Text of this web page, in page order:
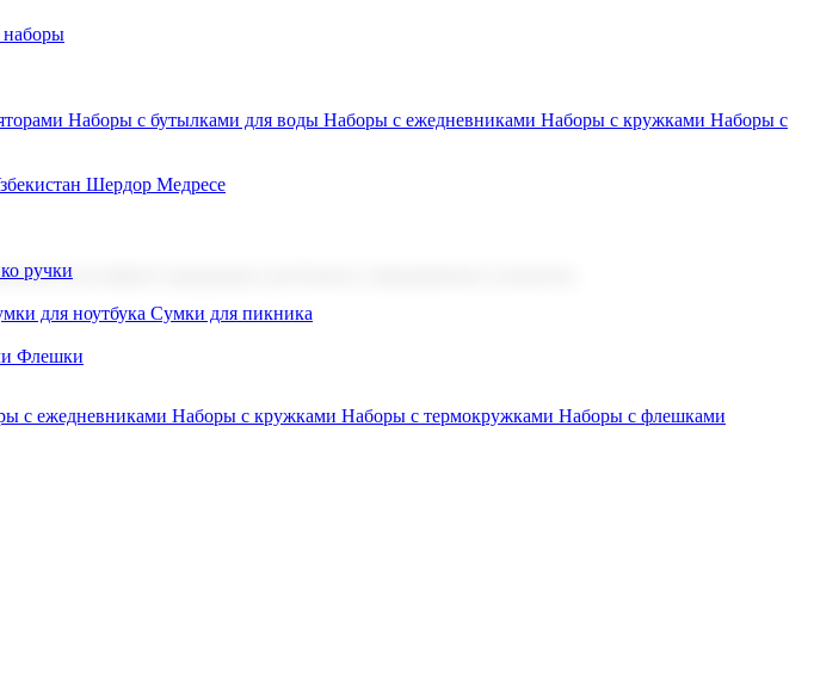
Наборы с бутылками для воды Наборы с ежедневниками Наборы с кружками Наборы с
Шердор Медресе
ручки
для ноутбука Сумки для пикника
Флешки
вы найдете продукцию для бизнеса, мероприятия и клиентов.
с ежедневниками Наборы с кружками Наборы с термокружками Наборы с флешками